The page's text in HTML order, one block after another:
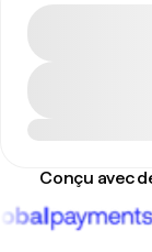
Conçu avec